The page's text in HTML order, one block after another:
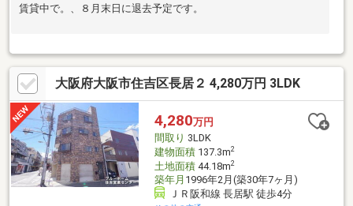
賃貸中で。、８月末日に退去予定です。
大阪府大阪市住吉区長居２ 4,280万円 3LDK
4,280万円
間取り 3LDK
建物面積137.3m2
土地面積44.18m2
築年月 1996年2月(築30年7ヶ月)
ＪＲ阪和線 長居駅 徒歩4分